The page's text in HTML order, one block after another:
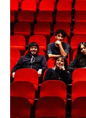
preventa con
clientes del
personas que se